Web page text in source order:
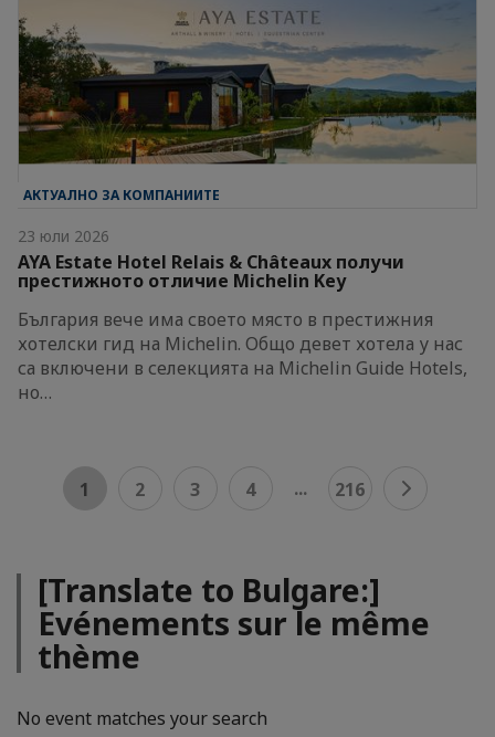
АКТУАЛНО ЗА КОМПАНИИТЕ
23 юли 2026
AYA Estate Hotel Relais & Châteaux получи
престижното отличие Michelin Key
България вече има своето място в престижния
хотелски гид на Michelin. Общо девет хотела у нас
са включени в селекцията на Michelin Guide Hotels,
но…
1 2 3 4 ... 216
[Translate to Bulgare:]
Evénements sur le même
thème
No event matches your search